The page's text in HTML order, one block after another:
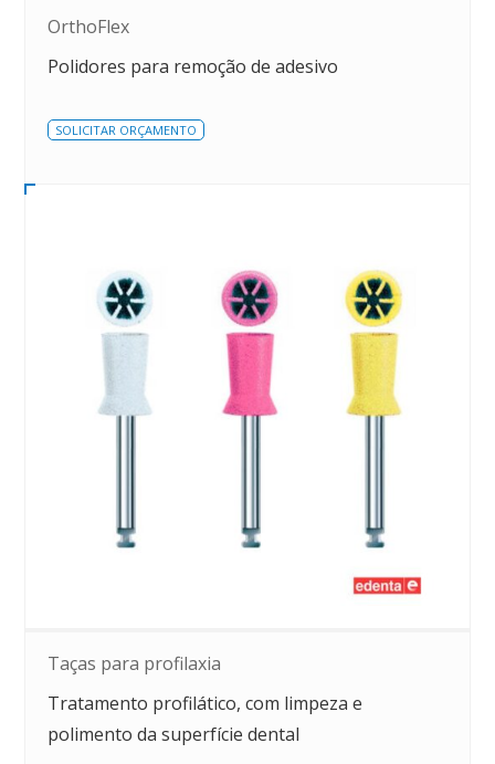
OrthoFlex
Polidores para remoção de adesivo
SOLICITAR ORÇAMENTO
Taças para profilaxia
Tratamento profilático, com limpeza e
polimento da superfície dental